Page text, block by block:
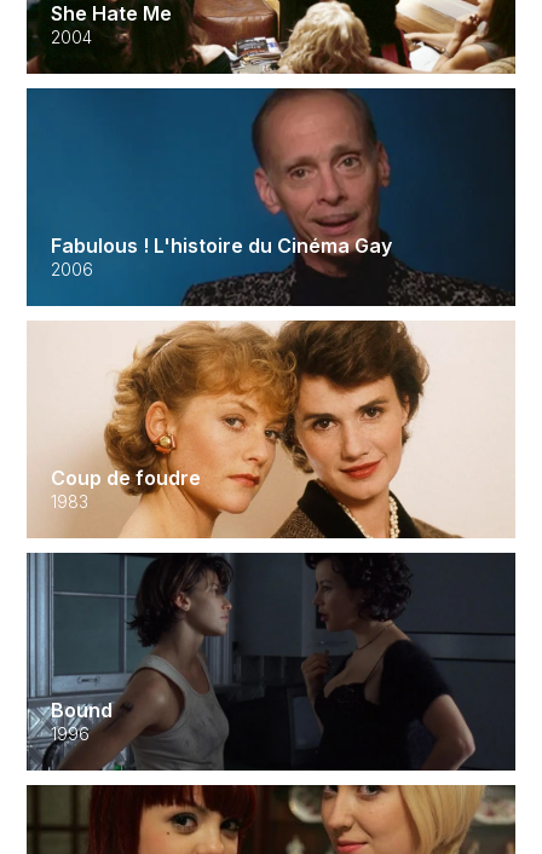
She Hate Me
2004
Fabulous ! L'histoire du Cinéma Gay
2006
Coup de foudre
1983
Bound
1996